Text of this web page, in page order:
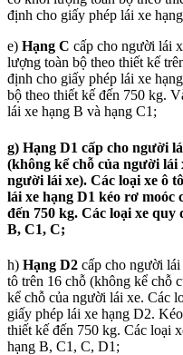
định cho giấy phép lái xe
e) Hạng C cấp cho người lái
lượng toàn bộ theo thiết kế
định cho giấy phép lái xe
bộ theo thiết kế đến 750 kg.
lái xe hạng B và hạng C1;
g) Hạng D1 cấp cho người
(không kể chỗ của người lái
người lái xe). Các loại xe ô
lái xe hạng D1 kéo rơ moóc
đến 750 kg. Các loại xe quy
B, C1, C;
h) Hạng D2 cấp cho người
tô trên 16 chỗ (không kể chỗ
kể chỗ của người lái xe. Các
giấy phép lái xe hạng D2.
thiết kế đến 750 kg. Các loại
hạng B, C1, C, D1;